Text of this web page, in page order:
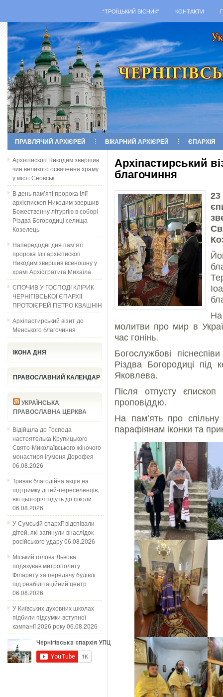
“ТРОЇЦЬКИЙ ВІСНИК” КОНТАКТИ
ПРАВЛЯЧИЙ АРХІЄРЕЙ ВІКАРНИЙ АРХІЄРЕЙ ЄПАРХІЯ
Архієпископ Никодим звершив
чин великого освячення храму
у місті Сновськ
В день пам’яті пророка Ілії
архієпископ Никодим звершив
Божественну літургію в соборі
Різдва Богородиці селища
Козелець
Напередодні дня пам’яті
пророка Ілії архієпископ
Никодим звершив всеношну у
храмі Архістратига Михаїла
СПОЧИВ У ГОСПОДІ КЛІРИК
ЧЕРНІГІВСЬКОЇ ЄПАРХІЇ
ПРОТОІЄРЕЙ ПЕТРО КВАШНІН
Архіпастирський візит до
Менського благочиння
ІКОНА ДНЯ
ПРАВОСЛАВНИЙ КАЛЕНДАР
УКРАЇНСЬКА
ПРАВОСЛАВНА ЦЕРКВА
Відійшла до Господа
настоятелька Крупицького
Свято-Миколаївського жіночого
монастиря ігуменя Дорофея
06.08.2026
Триває благодійна акція на
підтримку дітей-переселенців,
які цьогоріч підуть до школи
06.08.2026
У Сумській єпархії відспівали
дітей, які загинули внаслідок
російського удару06.08.2026
Міський голова Львова
подякував митрополиту
Філарету за передачу будівлі
під реабілітаційний центр
06.08.2026
У Київських духовних школах
підбили підсумки вступної
кампанії 2026 року06.08.2026
Архіпастирський
благочиння
молитви про мир в
час гонінь.
Богослужбові
Різдва Богородиці під
Яковлева.
Після отпусту
проповіддю.
На пам’ять про
парафіянам іконки та